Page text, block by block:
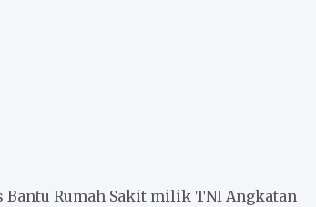
Rumah Sakit milik TNI Angkatan